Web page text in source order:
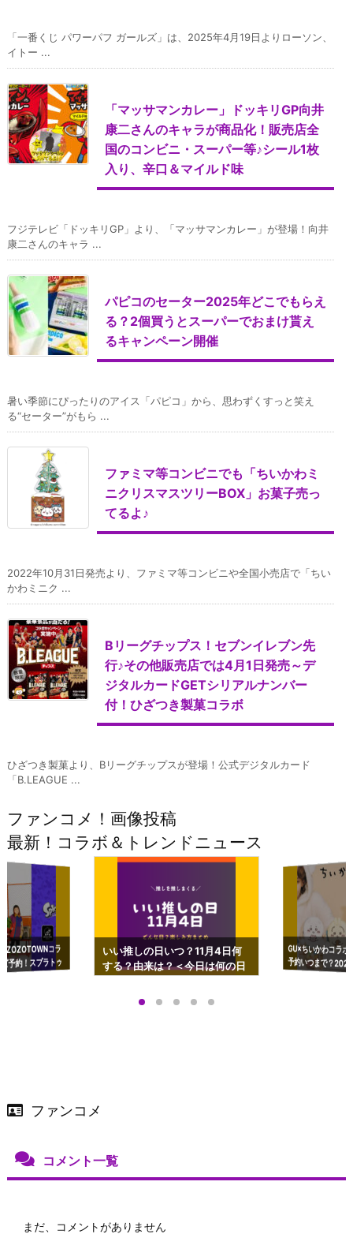
​「一番くじ パワーパフ ガールズ」は、2025年4月19日よりローソン、
イトー ...
「マッサマンカレー」ドッキリGP向井
康二さんのキャラが商品化！販売店全
国のコンビニ・スーパー等♪シール1枚
入り、辛口＆マイルド味
フジテレビ「ドッキリGP」より、「マッサマンカレー」が登場！向井
康二さんのキャラ ...
パピコのセーター2025年どこでもらえ
る？2個買うとスーパーでおまけ貰え
るキャンペーン開催
暑い季節にぴったりのアイス「パピコ」から、思わずくすっと笑え
る“セーター”がもら ...
ファミマ等コンビニでも「ちいかわミ
ニクリスマスツリーBOX」お菓子売っ
てるよ♪
2022年10月31日発売より、ファミマ等コンビニや全国小売店で「ちい
かわミニク ...
Bリーグチップス！セブンイレブン先
行♪その他販売店では4月1日発売～デ
ジタルカードGETシリアルナンバー
付！ひざつき製菓コラボ
ひざつき製菓より、Bリーグチップスが登場！公式デジタルカード
「B.LEAGUE ...
ファンコメ！画像投稿
最新！コラボ＆トレンドニュース
コラ
予約！スプラトゥ
ップも渋谷Hz
いい推しの日いつ？11月4日何
する？由来は？＜今日は何の日
GU×ちいかわコラ
予約いつまで？
ーチやショルダー
ファンコメ
コメント一覧
まだ、コメントがありません